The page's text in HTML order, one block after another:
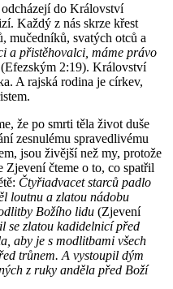
do Království
Každý z nás skrze křest
mučedníků, svatých otců a
a přistěhovalci, máme právo
(Efezským 2:19). Království
A rajská rodina je církev,
že po smrti těla život duše
zesnulému spravedlivému
jsou živější než my, protože
čteme o to, co spatřil
Čtyřiadvacet starců padlo
loutnu a zlatou nádobu
Božího lidu (Zjevení
se zlatou kadidelnicí před
aby je s modlitbami všech
trůnem. A vystoupil dým
z ruky anděla před Boží